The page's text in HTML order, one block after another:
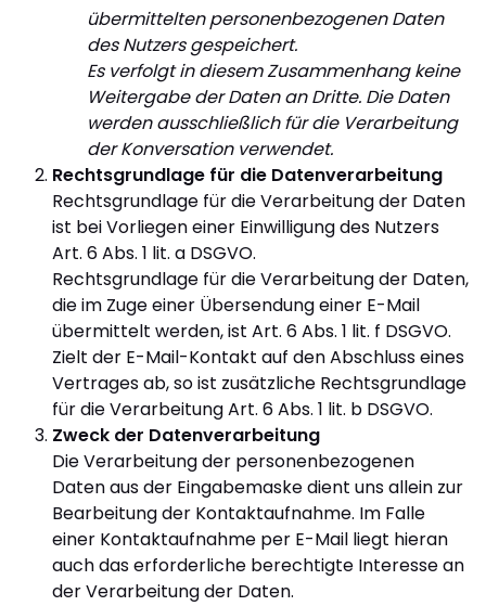
übermittelten personenbezogenen Daten
des Nutzers gespeichert.
Es verfolgt in diesem Zusammenhang keine
Weitergabe der Daten an Dritte. Die Daten
werden ausschließlich für die Verarbeitung
der Konversation verwendet.
Rechtsgrundlage für die Datenverarbeitung
Rechtsgrundlage für die Verarbeitung der Daten
ist bei Vorliegen einer Einwilligung des Nutzers
Art. 6 Abs. 1 lit. a DSGVO.
Rechtsgrundlage für die Verarbeitung der Daten,
die im Zuge einer Übersendung einer E-Mail
übermittelt werden, ist Art. 6 Abs. 1 lit. f DSGVO.
Zielt der E-Mail-Kontakt auf den Abschluss eines
Vertrages ab, so ist zusätzliche Rechtsgrundlage
für die Verarbeitung Art. 6 Abs. 1 lit. b DSGVO.
Zweck der Datenverarbeitung
Die Verarbeitung der personenbezogenen
Daten aus der Eingabemaske dient uns allein zur
Bearbeitung der Kontaktaufnahme. Im Falle
einer Kontaktaufnahme per E-Mail liegt hieran
auch das erforderliche berechtigte Interesse an
der Verarbeitung der Daten.